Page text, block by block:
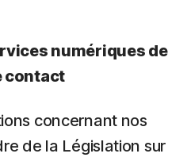
numériques de
contact
concernant nos
de la Législation sur